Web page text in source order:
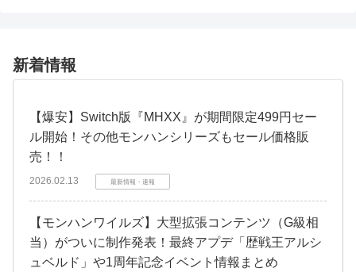
新着情報
【爆安】Switch版『MHXX』が期間限定499円セー
ル開始！その他モンハンシリーズもセール価格販
売！！
2026.02.13 最新情報・速報
【モンハンワイルズ】大型拡張コンテンツ（G級相
当）がついに制作発表！最終アプデ「歴戦王アルシ
ュベルド」や1周年記念イベント情報まとめ